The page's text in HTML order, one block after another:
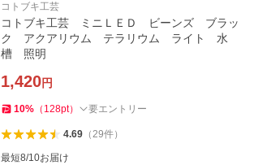
コトブキ工芸
コトブキ工芸 ミニＬＥＤ ビーンズ ブラッ
ク アクアリウム テラリウム ライト 水
槽 照明
1,420円
10% （ 128pt） 要エントリー
4.69（29件）
最短8/10お届け